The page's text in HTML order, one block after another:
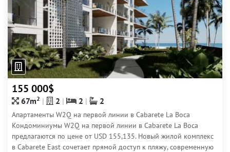
155 000$
67m2 2 2 2
Апартаменты W2Q на первой линии в Cabarete La Boca
Кондоминиумы W2Q на первой линии в Cabarete La Boca
предлагаются по цене от USD 155,135. Новый жилой комплекс
в Cabarete East сочетает прямой доступ к пляжу, современную